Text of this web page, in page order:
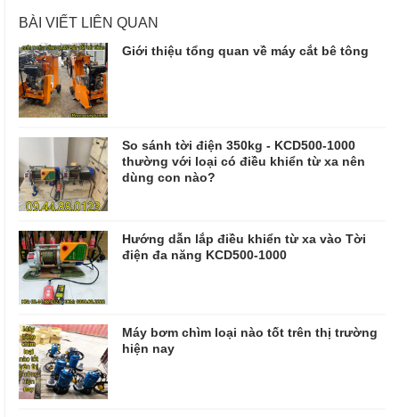
BÀI VIẾT LIÊN QUAN
Giới thiệu tổng quan về máy cắt bê tông
So sánh tời điện 350kg - KCD500-1000
thường với loại có điều khiển từ xa nên
dùng con nào?
Hướng dẫn lắp điều khiển từ xa vào Tời
điện đa năng KCD500-1000
Máy bơm chìm loại nào tốt trên thị trường
hiện nay